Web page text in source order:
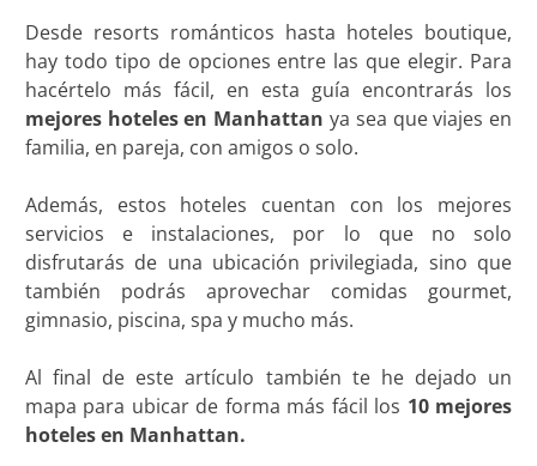
Desde resorts románticos hasta hoteles boutique,
hay todo tipo de opciones entre las que elegir. Para
hacértelo más fácil, en esta guía encontrarás los
mejores hoteles en Manhattan ya sea que viajes en
familia, en pareja, con amigos o solo.
Además, estos hoteles cuentan con los mejores
servicios e instalaciones, por lo que no solo
disfrutarás de una ubicación privilegiada, sino que
también podrás aprovechar comidas gourmet,
gimnasio, piscina, spa y mucho más.
Al final de este artículo también te he dejado un
mapa para ubicar de forma más fácil los 10 mejores
hoteles en Manhattan.